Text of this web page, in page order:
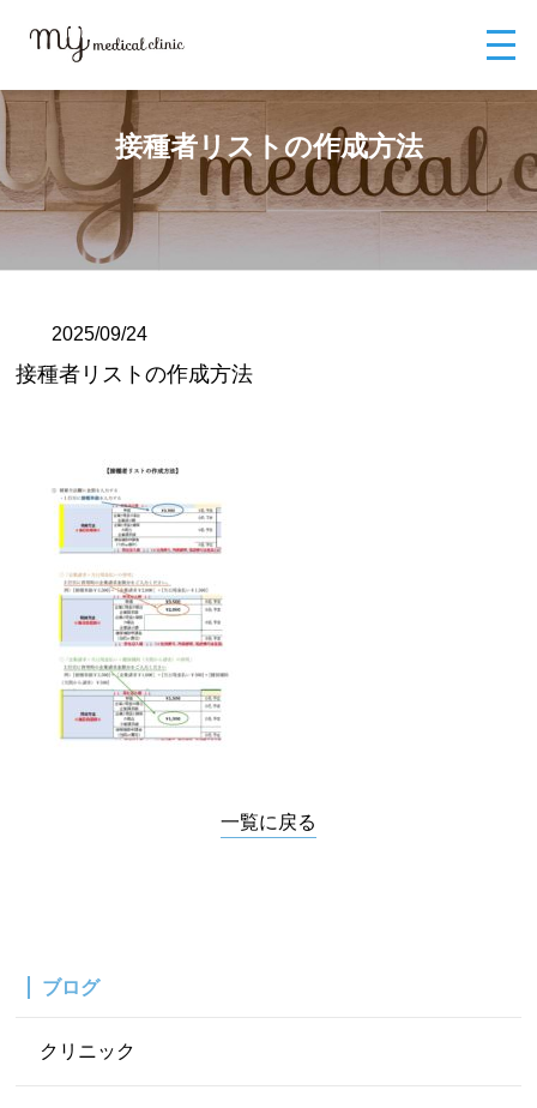
接種者リストの作成方法
2025/09/24
接種者リストの作成方法
一覧に戻る
ブログ
クリニック